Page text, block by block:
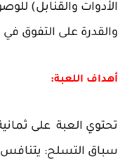
الأدوات والقنابل)
والقدرة على التفوق في
أهداف اللعبة:
تحتوي العبة على